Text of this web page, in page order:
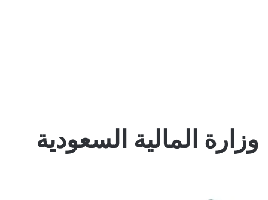
وزارة المالية السعودية